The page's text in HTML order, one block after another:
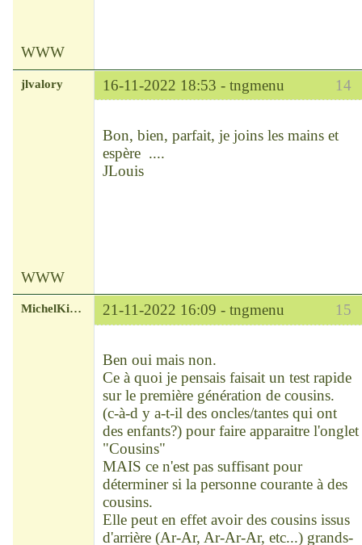
WWW
14
jlvalory 16-11-2022 18:53 - tngmenu
Bon, bien, parfait, je joins les mains et
espère ....
JLouis
WWW
15
MichelKirsch 21-11-2022 16:09 - tngmenu
Ben oui mais non.
Ce à quoi je pensais faisait un test rapide
sur le première génération de cousins.
(c-à-d y a-t-il des oncles/tantes qui ont
des enfants?) pour faire apparaitre l'onglet
"Cousins"
MAIS ce n'est pas suffisant pour
déterminer si la personne courante à des
cousins.
Elle peut en effet avoir des cousins issus
d'arrière (Ar-Ar, Ar-Ar-Ar, etc...) grands-